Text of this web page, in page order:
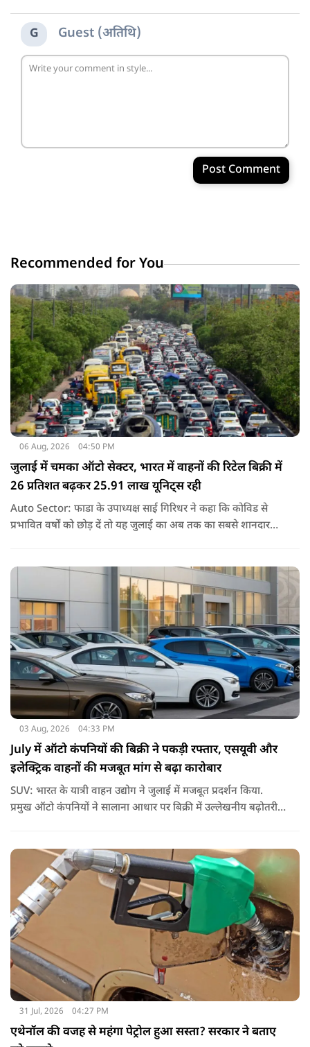
G Guest (अतिथि)
Post Comment
Recommended for You
06 Aug, 2026 04:50 PM
जुलाई में चमका ऑटो सेक्टर, भारत में वाहनों की रिटेल बिक्री में
26 प्रतिशत बढ़कर 25.91 लाख यूनिट्स रही
Auto Sector: फाडा के उपाध्यक्ष साई गिरिधर ने कहा कि कोविड से
प्रभावित वर्षों को छोड़ दें तो यह जुलाई का अब तक का सबसे शानदार
03 Aug, 2026 04:33 PM
July में ऑटो कंपनियों की बिक्री ने पकड़ी रफ्तार, एसयूवी और
इलेक्ट्रिक वाहनों की मजबूत मांग से बढ़ा कारोबार
SUV: भारत के यात्री वाहन उद्योग ने जुलाई में मजबूत प्रदर्शन किया.
प्रमुख ऑटो कंपनियों ने सालाना आधार पर बिक्री में उल्लेखनीय बढ़ोतरी
निर्यात में अच्छी बढ़ोतरी रही.
31 Jul, 2026 04:27 PM
एथेनॉल की वजह से महंगा पेट्रोल हुआ सस्ता? सरकार ने बताए